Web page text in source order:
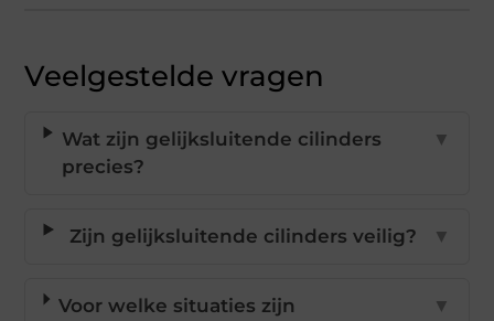
Veelgestelde vragen
Wat zijn gelijksluitende cilinders
precies?
▼
Zijn gelijksluitende cilinders veilig? ▼
Voor welke situaties zijn
▼